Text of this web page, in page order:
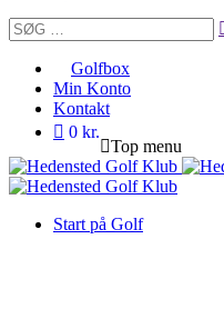
Search:
Golfbox
Min Konto
Kontakt
0 kr.
Top menu
Start på Golf